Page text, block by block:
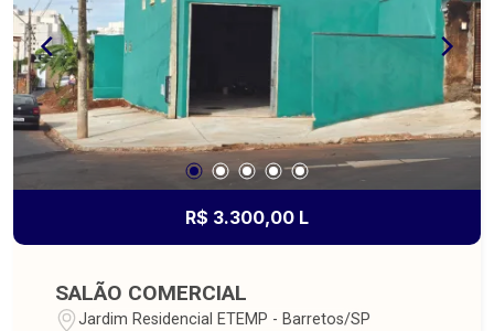
R$ 3.300,00 L
SALÃO COMERCIAL
Jardim Residencial ETEMP - Barretos/SP